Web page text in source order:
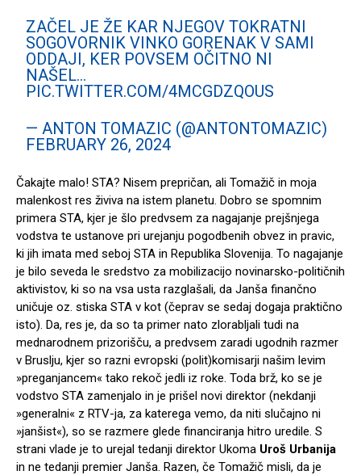
ZAČEL JE ŽE KAR NJEGOV TOKRATNI
SOGOVORNIK VINKO GORENAK V SAMI
ODDAJI, KER POVSEM OČITNO NI
NAŠEL…
PIC.TWITTER.COM/4MCGDZQOUS
— ANTON TOMAZIC (@ANTONTOMAZIC)
FEBRUARY 26, 2024
Čakajte malo! STA? Nisem prepričan, ali Tomažič in moja
malenkost res živiva na istem planetu. Dobro se spomnim
primera STA, kjer je šlo predvsem za nagajanje prejšnjega
vodstva te ustanove pri urejanju pogodbenih obvez in pravic,
ki jih imata med seboj STA in Republika Slovenija. To nagajanje
je bilo seveda le sredstvo za mobilizacijo novinarsko-političnih
aktivistov, ki so na vsa usta razglašali, da Janša finančno
uničuje oz. stiska STA v kot (čeprav se sedaj dogaja praktično
isto). Da, res je, da so ta primer nato zlorabljali tudi na
mednarodnem prizorišču, a predvsem zaradi ugodnih razmer
v Bruslju, kjer so razni evropski (polit)komisarji našim levim
»preganjancem« tako rekoč jedli iz roke. Toda brž, ko se je
vodstvo STA zamenjalo in je prišel novi direktor (nekdanji
»generalni« z RTV-ja, za katerega vemo, da niti slučajno ni
»janšist«), so se razmere glede financiranja hitro uredile. S
strani vlade je to urejal tedanji direktor Ukoma Uroš Urbanija
in ne tedanji premier Janša. Razen, če Tomažič misli, da je